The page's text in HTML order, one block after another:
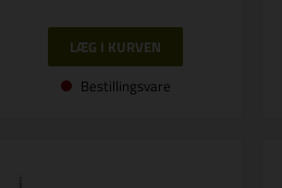
Bestillingsvare